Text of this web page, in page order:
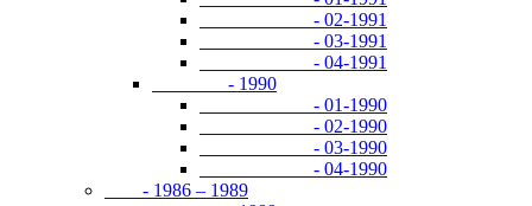
- 02-1991
- 03-1991
- 04-1991
- 1990
- 01-1990
- 02-1990
- 03-1990
- 04-1990
- 1986 – 1989